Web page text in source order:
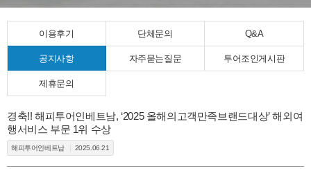
이용후기 단체문의 Q&A
공지사항 자주묻는질문 투어조인게시판
제휴문의
경축!! 해피투어인베트남, ‘2025 올해의고객만족브랜드대상’ 해외여
행서비스 부문 1위 수상
해피투어인베트남 2025.06.21